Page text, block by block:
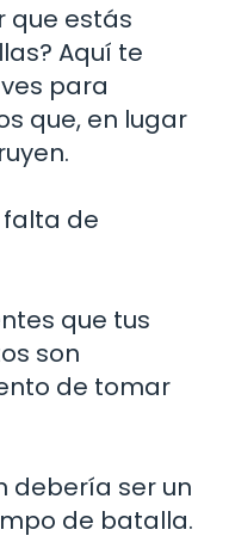
que estás
Aquí te
para
que, en lugar
falta de
que tus
son
de tomar
debería ser un
de batalla.